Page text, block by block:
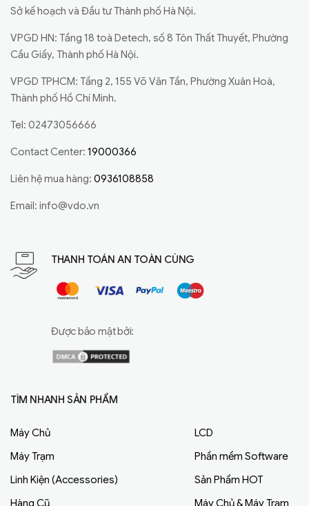
Sở kế hoạch và Đầu tư Thành phố Hà Nội.
VPGD HN: Tầng 18 toà Detech, số 8 Tôn Thất Thuyết, Phường
Cầu Giấy, Thành phố Hà Nội.
VPGD TPHCM: Tầng 2, 155 Võ Văn Tần, Phường Xuân Hoà,
Thành phố Hồ Chí Minh.
Tel: 02473056666
Contact Center: 19000366
Liên hệ mua hàng: 0936108858
Email: info@vdo.vn
THANH TOÁN AN TOÀN CÙNG
Được bảo mật bởi:
TÌM NHANH SẢN PHẨM
Máy Chủ
Máy Trạm
Linh Kiện (Accessories)
Hàng Cũ
LCD
Phần mềm Software
Sản Phẩm HOT
Máy Chủ & Máy Trạm